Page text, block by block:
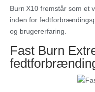
Burn X10 fremstår som et
inden for
og brugererfaring.
Fast Burn